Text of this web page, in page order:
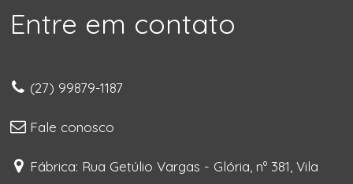
Entre em contato
(27) 99879-1187
Fale conosco
Fábrica: Rua Getúlio Vargas - Glória, nº 381, Vila